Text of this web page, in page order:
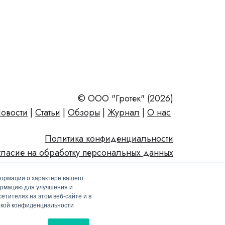
о характере вашего
для улучшения и
на этом веб-сайте и в
конфиденциальности
© ООО "Гротек" (2026)
Статьи Обзоры Журнал О нас
Политика конфиденциальности
на обработку персональных данных